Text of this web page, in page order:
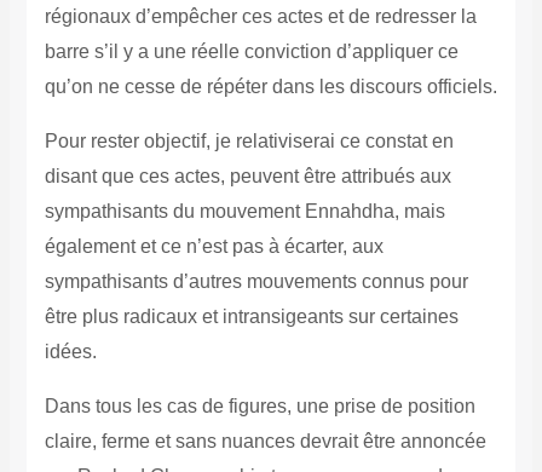
régionaux d’empêcher ces actes et de redresser la
barre s’il y a une réelle conviction d’appliquer ce
qu’on ne cesse de répéter dans les discours officiels.
Pour rester objectif, je relativiserai ce constat en
disant que ces actes, peuvent être attribués aux
sympathisants du mouvement Ennahdha, mais
également et ce n’est pas à écarter, aux
sympathisants d’autres mouvements connus pour
être plus radicaux et intransigeants sur certaines
idées.
Dans tous les cas de figures, une prise de position
claire, ferme et sans nuances devrait être annoncée